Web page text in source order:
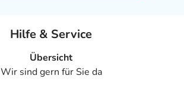
Hilfe & Service
Übersicht
Wir sind gern für Sie da